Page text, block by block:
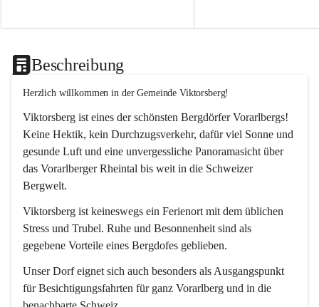
Beschreibung
Herzlich willkommen in der Gemeinde Viktorsberg!
Viktorsberg ist eines der schönsten Bergdörfer Vorarlbergs!
Keine Hektik, kein Durchzugsverkehr, dafür viel Sonne und
gesunde Luft und eine unvergessliche Panoramasicht über
das Vorarlberger Rheintal bis weit in die Schweizer
Bergwelt.
Viktorsberg ist keineswegs ein Ferienort mit dem üblichen
Stress und Trubel. Ruhe und Besonnenheit sind als
gegebene Vorteile eines Bergdofes geblieben.
Unser Dorf eignet sich auch besonders als Ausgangspunkt
für Besichtigungsfahrten für ganz Vorarlberg und in die